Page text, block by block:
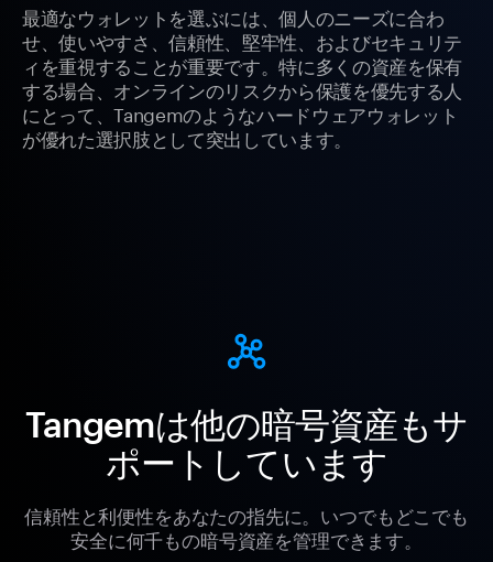
最適なウォレットを選ぶには、個人のニーズに合わ
せ、使いやすさ、信頼性、堅牢性、およびセキュリテ
ィを重視することが重要です。特に多くの資産を保有
する場合、オンラインのリスクから保護を優先する人
にとって、Tangemのようなハードウェアウォレット
が優れた選択肢として突出しています。
Tangemは他の暗号資産もサ
ポートしています
信頼性と利便性をあなたの指先に。いつでもどこでも
安全に何千もの暗号資産を管理できます。